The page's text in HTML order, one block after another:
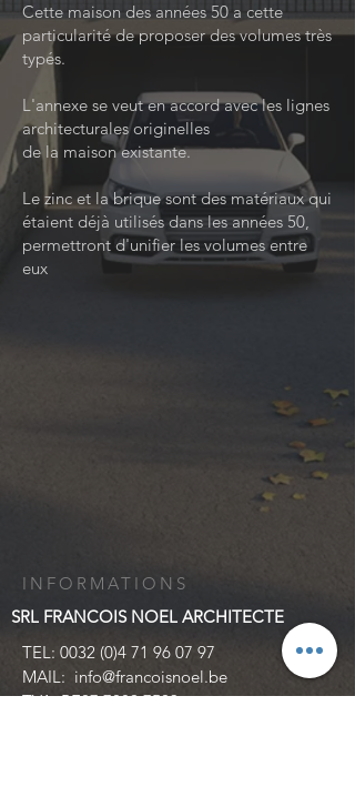
Cette maison des années 50 a cette
particularité de proposer des volumes très
typés.
L'annexe se veut en accord avec les lignes
architecturales originelles
de la maison existante.
Le zinc et la brique sont des matériaux qui
étaient déjà utilisés dans les années 50,
permettront d'unifier les volumes entre
eux
INFORMATIONS
SRL FRANCOIS NOEL ARCHITECTE
TEL: 0032 (0)4 71 96 07 97
MAIL: info@francoisnoel.be
TVA: BE077089 7503